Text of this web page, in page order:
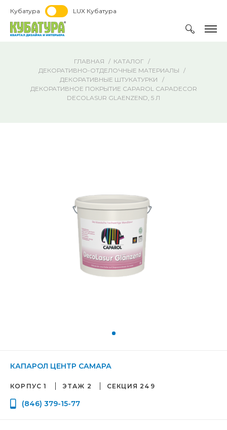
Кубатура LUX Кубатура
ГЛАВНАЯ
КАТАЛОГ
ДЕКОРАТИВНО-ОТДЕЛОЧНЫЕ МАТЕРИАЛЫ
ДЕКОРАТИВНЫЕ ШТУКАТУРКИ
ДЕКОРАТИВНОЕ ПОКРЫТИЕ CAPAROL CAPADECOR
DECOLASUR GLAENZEND, 5 Л
КАПАРОЛ ЦЕНТР САМАРА
КОРПУС 1 ЭТАЖ 2 СЕКЦИЯ 249
(846) 379-15-77